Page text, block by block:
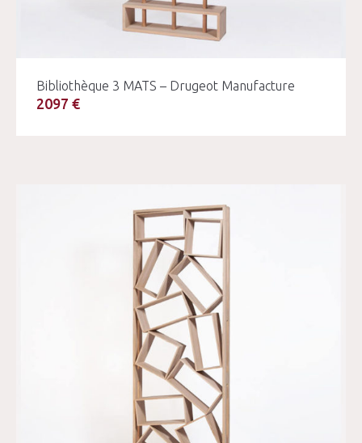
Bibliothèque 3 MATS – Drugeot Manufacture
2097 €